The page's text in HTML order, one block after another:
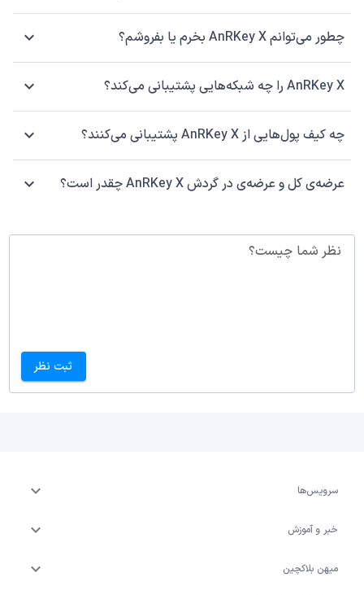
چطور می‌توانم AnRKey X بخرم یا بفروشم؟
AnRKey X را چه شبکه‌هایی پشتیبانی می‌کند؟
چه کیف پول‌هایی از AnRKey X پشتیبانی می‌کنند؟
عرضه‌ی کل و عرضه‌ی در گردش AnRKey X چقدر است؟
نظر شما چیست؟
ثبت نظر
سرویس‌ها
خبر و آموزش
میهن بلاکچین